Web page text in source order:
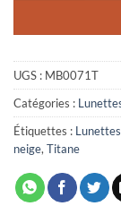
UGS : MB0071T
Catégories :
Étiquettes : Lunettes
neige, Titane